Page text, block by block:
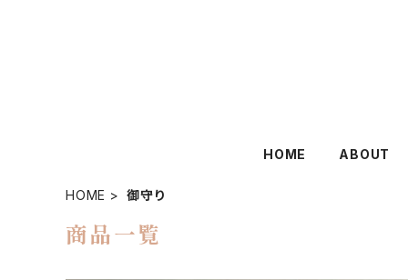
HOME ABOUT
HOME 御守り
商品一覧